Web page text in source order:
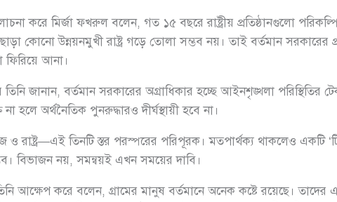
করে মির্জা ফখরুল বলেন, গত ১৫ বছরে রাষ্ট্রীয় প্রতিষ্ঠানগুলো
ছাড়া কোনো উন্নয়নমুখী রাষ্ট্র গড়ে তোলা সম্ভব নয়। তাই বর্তমান সরকারের
আনা।
তিনি জানান, বর্তমান সরকারের অগ্রাধিকার হচ্ছে আইনশৃঙ্খলা পরিস্থিতির
হলে অর্থনৈতিক পুনরুদ্ধারও দীর্ঘস্থায়ী হবে না।
ও রাষ্ট্র—এই তিনটি স্তর পরস্পরের পরিপূরক। মতপার্থক্য থাকলেও একটি
বিভাজন নয়, সমন্বয়ই এখন সময়ের দাবি।
তিনি আক্ষেপ করে বলেন, গ্রামের মানুষ বর্তমানে অনেক কষ্টে রয়েছে।